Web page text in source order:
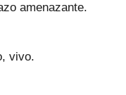
amenazante.
vivo.